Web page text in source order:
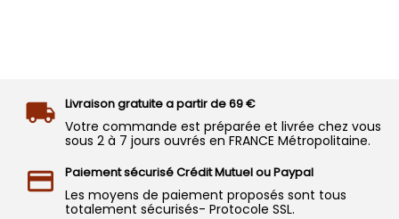
Livraison gratuite a partir de 69 €
Votre commande est préparée et livrée chez vous
sous 2 à 7 jours ouvrés en FRANCE Métropolitaine.
Paiement sécurisé Crédit Mutuel ou Paypal
Les moyens de paiement proposés sont tous
totalement sécurisés- Protocole SSL.